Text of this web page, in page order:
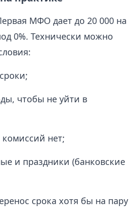
МФО дает до 20 000 на
0%. Технически можно
чтобы не уйти в
нет;
и праздники (банковские
срока хотя бы на пару